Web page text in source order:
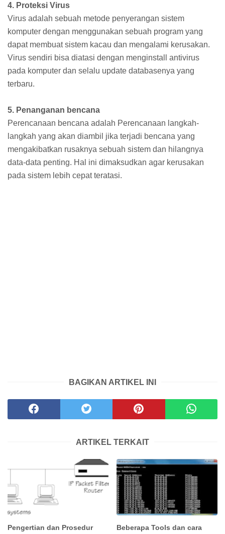
4. Proteksi Virus
Virus adalah sebuah metode penyerangan sistem
komputer dengan menggunakan sebuah program yang
dapat membuat sistem kacau dan mengalami kerusakan.
Virus sendiri bisa diatasi dengan menginstall antivirus
pada komputer dan selalu update databasenya yang
terbaru.
5. Penanganan bencana
Perencanaan bencana adalah Perencanaan langkah-
langkah yang akan diambil jika terjadi bencana yang
mengakibatkan rusaknya sebuah sistem dan hilangnya
data-data penting. Hal ini dimaksudkan agar kerusakan
pada sistem lebih cepat teratasi.
BAGIKAN ARTIKEL INI
ARTIKEL TERKAIT
Pengertian dan Prosedur
Beberapa Tools dan cara